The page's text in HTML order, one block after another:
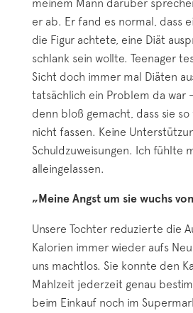
meinem Mann darüber
er ab. Er fand es normal, dass
die Figur achtete, eine Diät
schlank sein wollte. Teenager
Sicht doch immer mal Diäten
tatsächlich ein Problem da war
denn bloß gemacht, dass sie
nicht fassen. Keine
Schuldzuweisungen. Ich fühlte
alleingelassen.
„Meine Angst um sie wuchs
Unsere Tochter reduzierte die
Kalorien immer wieder aufs
uns machtlos. Sie konnte den
Mahlzeit jederzeit genau
beim Einkauf noch im